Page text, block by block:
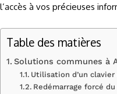
l’accès à vos précieuses
Table des matières
Solutions communes à
Utilisation d’un
Redémarrage forcé